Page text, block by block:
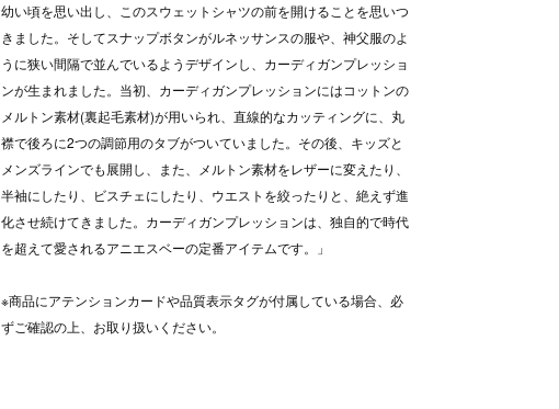
幼い頃を思い出し、このスウェットシャツの前を開けることを思いつ
きました。そしてスナップボタンがルネッサンスの服や、神父服のよ
うに狭い間隔で並んでいるようデザインし、カーディガンプレッショ
ンが生まれました。当初、カーディガンプレッションにはコットンの
メルトン素材(裏起毛素材)が用いられ、直線的なカッティングに、丸
襟で後ろに2つの調節用のタブがついていました。その後、キッズと
メンズラインでも展開し、また、メルトン素材をレザーに変えたり、
半袖にしたり、ビスチェにしたり、ウエストを絞ったりと、絶えず進
化させ続けてきました。カーディガンプレッションは、独自的で時代
を超えて愛されるアニエスベーの定番アイテムです。」
※商品にアテンションカードや品質表示タグが付属している場合、必
ずご確認の上、お取り扱いください。